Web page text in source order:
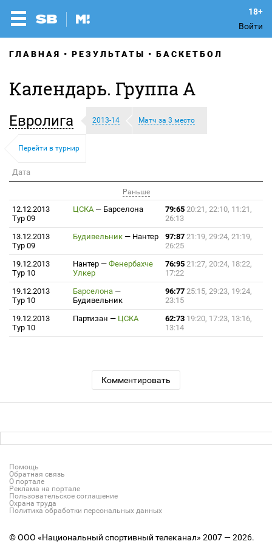
Войти
ГЛАВНАЯ РЕЗУЛЬТАТЫ БАСКЕТБОЛ
Календарь. Группа A
Евролига 2013-14 Матч за 3 место
Перейти в турнир
Дата
Раньше
12.12.2013
Тур 09
ЦСКА— Барселона 79:65 20:21, 22:10, 11:21,
26:13
13.12.2013
Тур 09
Будивельник — Нантер 97:87 21:19, 29:24, 21:19,
26:25
19.12.2013
Тур 10
Нантер — Фенербахче
Улкер
76:95 21:27, 20:24, 18:22,
17:22
19.12.2013
Тур 10
Барселона —
Будивельник
96:77 25:15, 29:23, 19:24,
23:15
19.12.2013
Тур 10
Партизан — ЦСКА 62:73 19:20, 17:23, 13:16,
13:14
Комментировать
Помощь
Обратная связь
О портале
Реклама на портале
Пользовательское соглашение
Охрана труда
Политика обработки персональных данных
© ООО «Национальный спортивный телеканал» 2007 — 2026.